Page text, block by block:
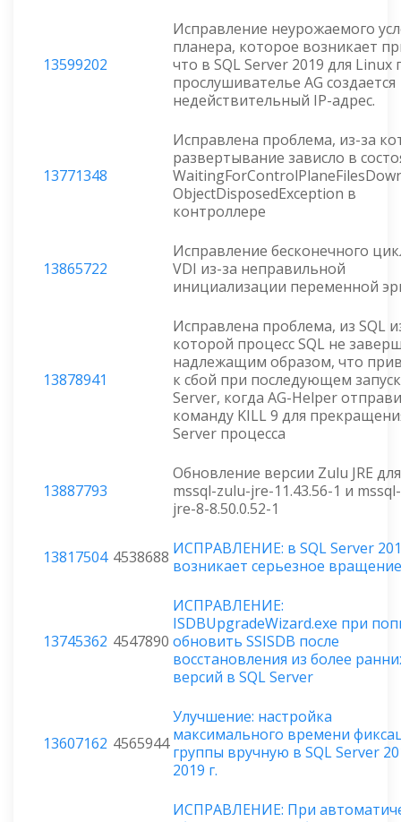
13599202
Исправление неурожаемого
планера, которое возникает
что в SQL Server 2019 для Linux
прослушивателье AG создается
недействительный IP-адрес.
13771348
Исправлена проблема, из-за
развертывание зависло в
ObjectDisposedException в
контроллере
13865722
Исправление бесконечного
VDI из-за неправильной
инициализации переменной
13878941
Исправлена проблема, из SQL
которой процесс SQL не
надлежащим образом, что
к сбой при последующем
Server, когда AG-Helper
команду KILL 9 для
Server процесса
13887793
Обновление версии Zulu JRE для
mssql-zulu-jre-11.43.56-1 и
jre-8-8.50.0.52-1
13817504 4538688 ИСПРАВЛЕНИЕ: в SQL Server
возникает серьезное вращение
13745362 4547890
ИСПРАВЛЕНИЕ:
ISDBUpgradeWizard.exe при
обновить SSISDB после
восстановления из более
версий в SQL Server
13607162 4565944
Улучшение: настройка
максимального времени
группы вручную в SQL Server
2019 г.
ИСПРАВЛЕНИЕ: При